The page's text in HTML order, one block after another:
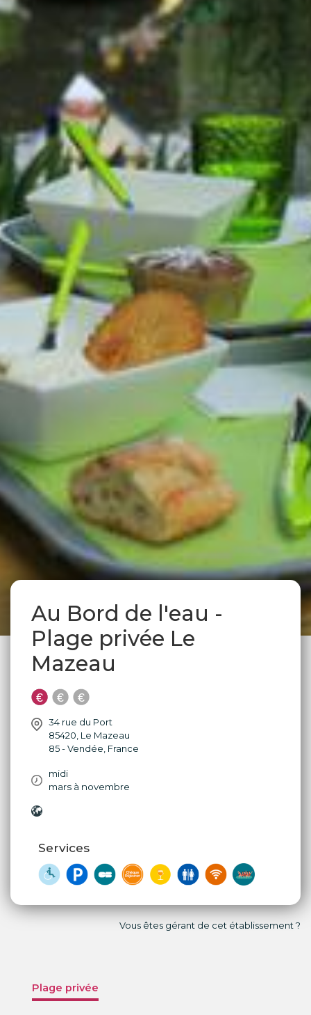
Au Bord de l'eau -
Plage privée Le
Mazeau
34 rue du Port
85420 Le Mazeau
85 - Vendée France
midi
mars à novembre
Services
Vous êtes gérant de cet établissement ?
Plage privée